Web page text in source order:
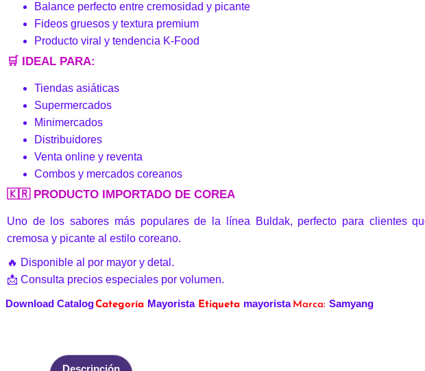
Balance perfecto entre cremosidad y picante
Fideos gruesos y textura premium
Producto viral y tendencia K-Food
🛒 IDEAL PARA:
Tiendas asiáticas
Supermercados
Minimercados
Distribuidores
Venta online y reventa
Combos y mercados coreanos
🇰🇷 PRODUCTO IMPORTADO DE COREA
Uno de los sabores más populares de la línea Buldak, perfecto para clientes
cremosa y picante al estilo coreano.
🔥 Disponible al por mayor y detal.
📩 Consulta precios especiales por volumen.
Download CatalogCategoría Mayorista Etiqueta mayorista Marca: Samyang
Descripción